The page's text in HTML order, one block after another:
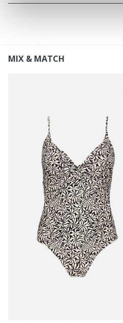
MIX & MATCH